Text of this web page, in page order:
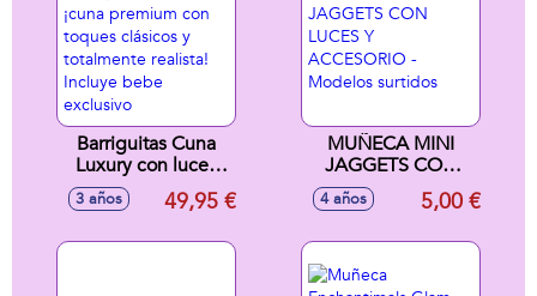
Barriguitas Cuna
Luxury con luces
¡cuna premium con
toques clásicos y
3 años 49,95 €
MUÑECA MINI
JAGGETS CON
LUCES Y
ACCESORIO -
4 años 5,00 €